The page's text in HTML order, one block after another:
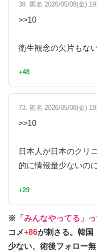
38. 匿名 2026/05/08(金)
>>10
衛生観念の欠片もな
+48
73. 匿名 2026/05/08(金)
>>10
日本人が日本のクリ
的に情報量少ないの
+29
※ 「みんなやってる」
コメ+86が刺さる。韓国
少ない、術後フォロー